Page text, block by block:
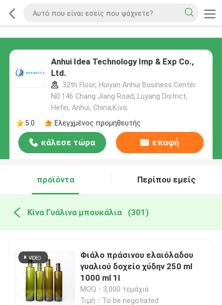
Anhui Idea Technology Imp & Exp Co.,
Ltd.
32th Floor, Huiyan Anhui Business Center
N0.146 Chang Jiang Road, Luyang District,
Hefei, Anhui, China,Κίνα
5.0
Ελεγχμένος προμηθευτής
κάλεσε τώρα επαφή
προϊόντα Περίπου εμείς
Κίνα Γυάλινα μπουκάλια (301)
Φιάλο πράσινου ελαιόλαδου
γυαλιού δοχείο χύδην 250 ml
1000 ml 1l
MOQ：3,000 τεμάχια
Τιμή：To be negotiated